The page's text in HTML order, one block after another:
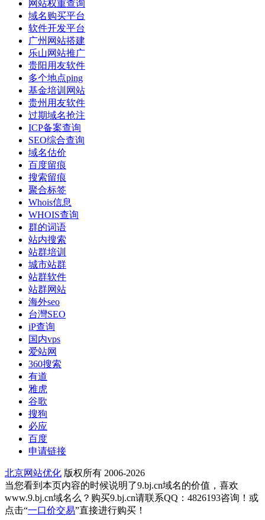
网站权重查询
域名购买平台
软件开发平台
广州网站搭建
乐山网站推广
贵阳用友软件
多个地点ping
基金培训网站
贵州用友软件
过期域名抢注
ICP备案查询
SEO综合查询
域名估价
百度留痕
搜索留痕
聚合标签
Whois信息
WHOIS查询
群的词语
站内搜索
站群培训
城市站群
站群软件
站群网站
海外seo
台灣SEO
iP查询
国内vps
爱站网
360搜索
有道
雅虎
谷歌
搜狗
必应
百度
申请链接
北京网站优化 版权所有 2006-2026
当您看到本页内容的时候说明了9.bj.cn域名的价值，喜欢
www.9.bj.cn域名么？购买9.bj.cn请联系QQ：4826193咨询！或
点击“一口价交易”直接进行购买！